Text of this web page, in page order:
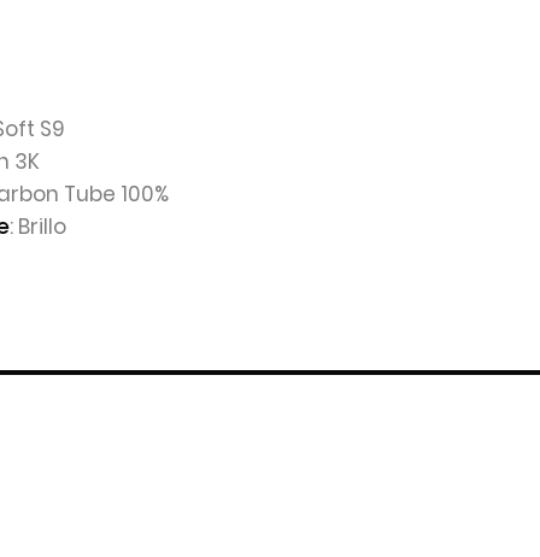
S9
3K
Tube 100%
: Brillo